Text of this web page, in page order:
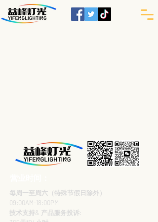
每周一至周六（特殊节假日除外）
09:00AM-18:00PM
技术支持& 产品服务投诉: